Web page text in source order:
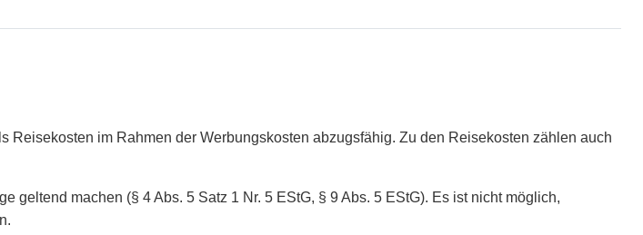
im Rahmen der Werbungskosten abzugsfähig. Zu den Reisekosten zählen auch
machen (§ 4 Abs. 5 Satz 1 Nr. 5 EStG, § 9 Abs. 5 EStG). Es ist nicht möglich,